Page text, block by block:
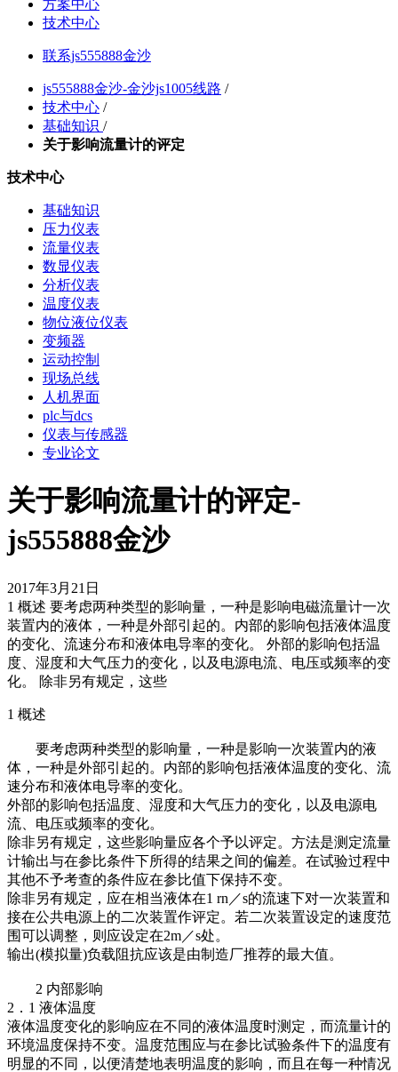
方案中心
技术中心
联系js555888金沙
js555888金沙-金沙js1005线路 /
技术中心 /
基础知识 /
关于影响流量计的评定
技术中心
基础知识
压力仪表
流量仪表
数显仪表
分析仪表
温度仪表
物位液位仪表
变频器
运动控制
现场总线
人机界面
plc与dcs
仪表与传感器
专业论文
关于影响流量计的评定-
js555888金沙
2017年3月21日
1 概述 要考虑两种类型的影响量，一种是影响电磁流量计一次
装置内的液体，一种是外部引起的。内部的影响包括液体温度
的变化、流速分布和液体电导率的变化。 外部的影响包括温
度、湿度和大气压力的变化，以及电源电流、电压或频率的变
化。 除非另有规定，这些
1 概述
要考虑两种类型的影响量，一种是影响一次装置内的液
体，一种是外部引起的。内部的影响包括液体温度的变化、流
速分布和液体电导率的变化。
外部的影响包括温度、湿度和大气压力的变化，以及电源电
流、电压或频率的变化。
除非另有规定，这些影响量应各个予以评定。方法是测定流量
计输出与在参比条件下所得的结果之间的偏差。在试验过程中
其他不予考查的条件应在参比值下保持不变。
除非另有规定，应在相当液体在1 rn／s的流速下对一次装置和
接在公共电源上的二次装置作评定。若二次装置设定的速度范
围可以调整，则应设定在2m／s处。
输出(模拟量)负载阻抗应该是由制造厂推荐的最大值。
2 内部影响
2．1 液体温度
液体温度变化的影响应在不同的液体温度时测定，而流量计的
环境温度保持不变。温度范围应与在参比试验条件下的温度有
明显的不同，以便清楚地表明温度的影响，而且在每一种情况